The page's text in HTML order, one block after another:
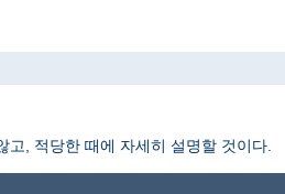
고, 적당한 때에 자세히 설명할 것이다.